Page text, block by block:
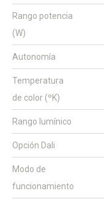
Rango potencia
(W)
Autonomía
Temperatura
de color (ºK)
Rango lumínico
Opción Dali
Modo de
funcionamiento